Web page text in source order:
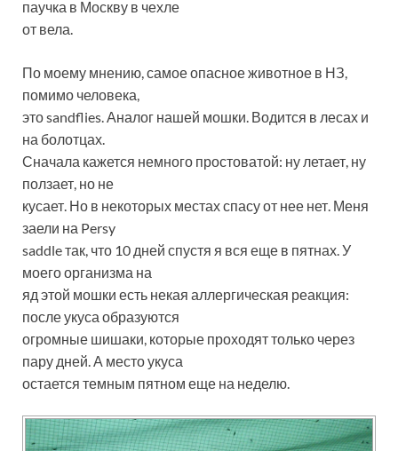
паучка в Москву в чехле
от вела.
По моему мнению, самое опасное животное в НЗ,
помимо человека,
это sandflies. Аналог нашей мошки. Водится в лесах и
на болотцах.
Сначала кажется немного простоватой: ну летает, ну
ползает, но не
кусает. Но в некоторых местах спасу от нее нет. Меня
заели на Persy
saddle так, что 10 дней спустя я вся еще в пятнах. У
моего организма на
яд этой мошки есть некая аллергическая реакция:
после укуса образуются
огромные шишаки, которые проходят только через
пару дней. А место укуса
остается темным пятном еще на неделю.